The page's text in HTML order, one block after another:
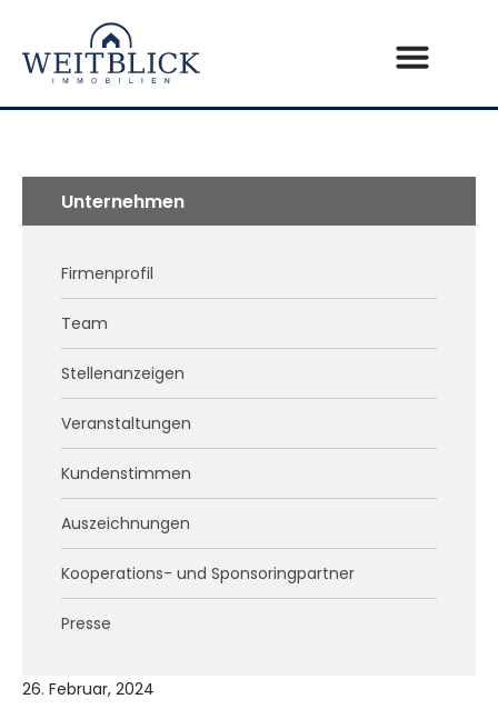
26. Februar, 2024
Unternehmen
Firmenprofil
Team
Stellenanzeigen
Veranstaltungen
Kundenstimmen
Auszeichnungen
Kooperations- und Sponsoringpartner
Presse